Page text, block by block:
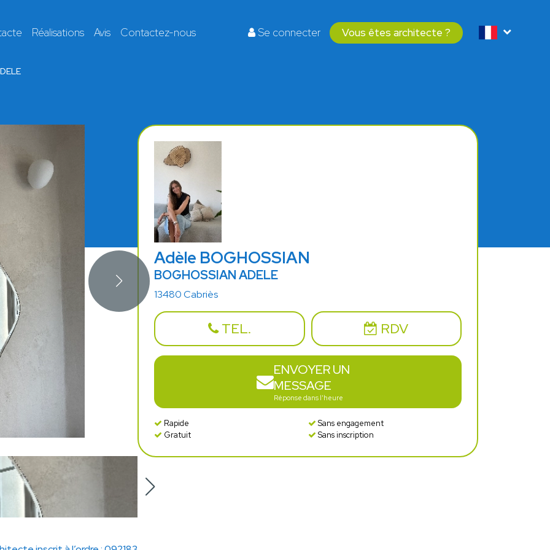
Réalisations Avis Contactez-nous Se connecter Vous êtes architecte ?
Adèle BOGHOSSIAN
BOGHOSSIAN ADELE
13480 Cabriès
TEL. RDV
ENVOYER UN
MESSAGE
Réponse dans l'heure
Rapide
Sans engagement
Gratuit
Sans inscription